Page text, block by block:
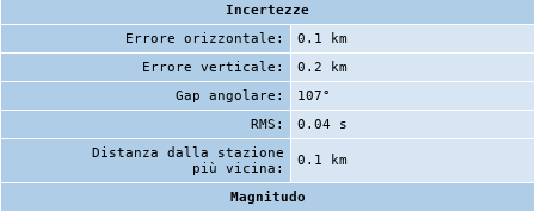
Incertezze
Errore orizzontale:
0.1 km
Errore verticale:
0.2 km
Gap angolare:
107°
RMS:
0.04 s
Distanza dalla stazione
più vicina:
0.1 km
Magnitudo